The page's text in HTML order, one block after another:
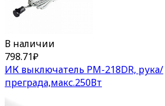
В наличии
798.71₽
ИК выключатель PM-218DR, рука/
преграда,макс.250Вт